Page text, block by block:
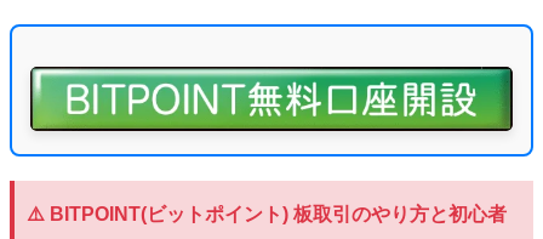
⚠️ BITPOINT(ビットポイント) 板取引のやり方と初心者